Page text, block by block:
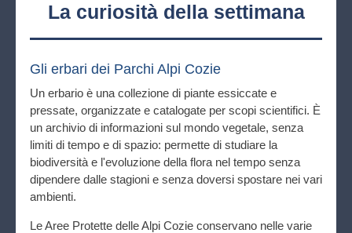
La curiosità della settimana
Gli erbari dei Parchi Alpi Cozie
Un erbario è una collezione di piante essiccate e
pressate, organizzate e catalogate per scopi scientifici. È
un archivio di informazioni sul mondo vegetale, senza
limiti di tempo e di spazio: permette di studiare la
biodiversità e l'evoluzione della flora nel tempo senza
dipendere dalle stagioni e senza doversi spostare nei vari
ambienti.
Le Aree Protette delle Alpi Cozie conservano nelle varie